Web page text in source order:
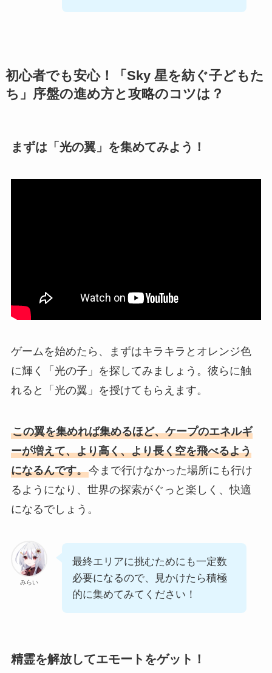
初心者でも安心！「Sky 星を紡ぐ子どもた
ち」序盤の進め方と攻略のコツは？
まずは「光の翼」を集めてみよう！
ゲームを始めたら、まずはキラキラとオレンジ色
に輝く「光の子」を探してみましょう。彼らに触
れると「光の翼」を授けてもらえます。
この翼を集めれば集めるほど、ケープのエネルギ
ーが増えて、より高く、より長く空を飛べるよう
になるんです。今まで行けなかった場所にも行け
るようになり、世界の探索がぐっと楽しく、快適
になるでしょう。
みらい
最終エリアに挑むためにも一定数
必要になるので、見かけたら積極
的に集めてみてください！
精霊を解放してエモートをゲット！